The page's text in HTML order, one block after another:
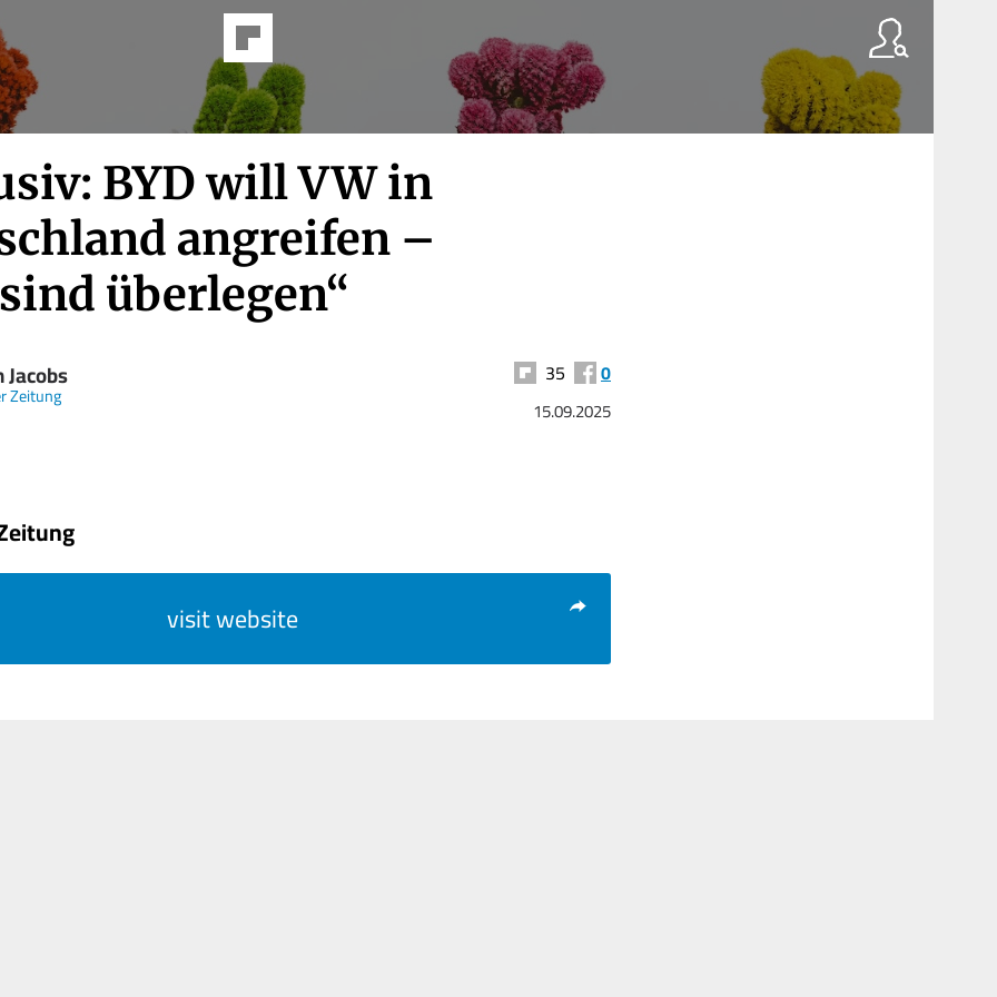
BYD will VW in
angreifen –
überlegen“
Zeitung
35 0
15.09.2025
visit website